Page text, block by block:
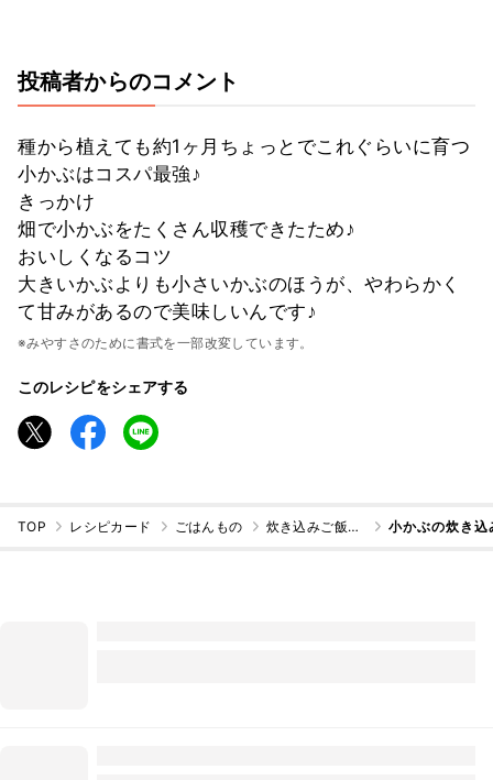
投稿者からのコメント
種から植えても約1ヶ月ちょっとでこれぐらいに育つ
小かぶはコスパ最強♪
きっかけ
畑で小かぶをたくさん収穫できたため♪
おいしくなるコツ
大きいかぶよりも小さいかぶのほうが、やわらかく
て甘みがあるので美味しいんです♪
※みやすさのために書式を一部改変しています。
このレシピをシェアする
TOP レシピカード ごはんもの 炊き込みご飯・混ぜご飯 小かぶの炊き